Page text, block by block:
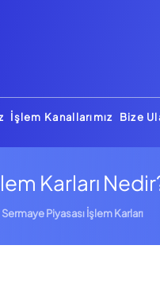
İşlem Kanallarımız Bize
Karları
Sermaye Piyasası İşlem Karları